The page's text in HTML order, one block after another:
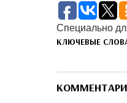
Специально
КЛЮЧЕВЫЕ